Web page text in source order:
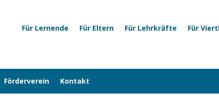
Für Lernende Für Eltern Für Lehrkräfte Für
Förderverein Kontakt